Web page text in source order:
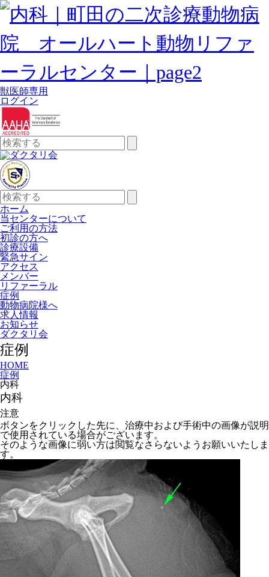
獣医師専用
ログイン
検
索:
検
索:
ホーム
当センターについて
ご利用の方法
初診の方へ
診療設備
緊急サイン
アクセス
メンバー
リファーラル
症例
動物病院様へ
求人情報
お知らせ
ダクタリ会
症例
HOME
症例
内科
内科
注意
ボタンをクリックした先に、治療中および手術中の画像が説明
で使用されている場合がございます。
そのような画像に弱い方は閲覧なさらないようお願いいたしま
す。